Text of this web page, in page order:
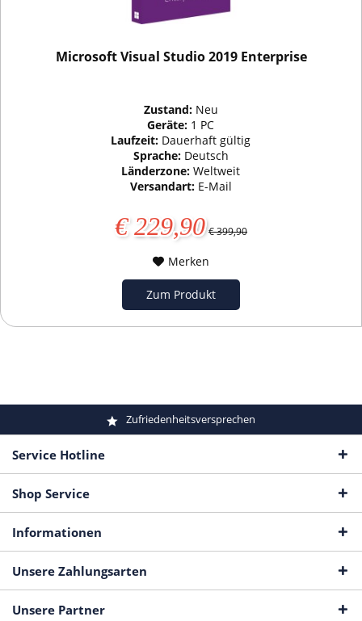
Microsoft Visual Studio 2019 Enterprise
Zustand: Neu
Geräte: 1 PC
Laufzeit: Dauerhaft gültig
Sprache: Deutsch
Länderzone:Weltweit
Versandart: E-Mail
€ 229,90 € 399,90
Merken
Zum Produkt
Zufriedenheitsversprechen
Service Hotline
Shop Service
Informationen
Unsere Zahlungsarten
Unsere Partner